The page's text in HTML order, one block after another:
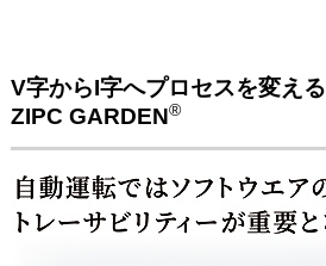
V字からI字へプロセスを変える
ZIPC GARDEN®